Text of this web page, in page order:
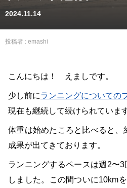
2024.11.14
投稿者 : emashi
こんにちは！ えましです。
少し前にランニングについての
現在も継続して続けられています
体重は始めたころと比べると、
成果が出てきております。
ランニングするペースは週2〜
しました。この間ついに10km